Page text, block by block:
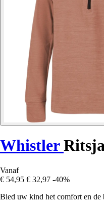
Whistler
Vanaf
€ 54,95 € 32,97 -40%
Bied uw kind het comfort en de